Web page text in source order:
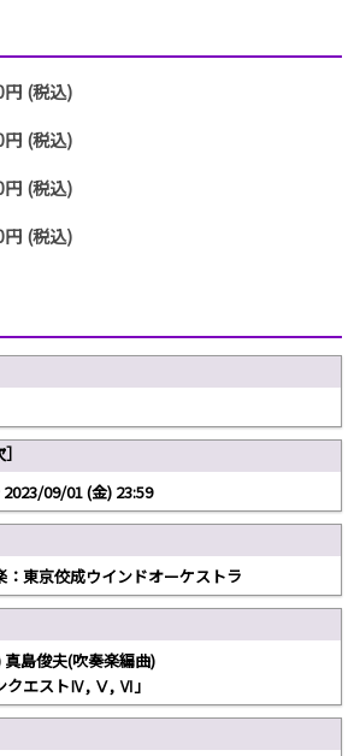
(税込)
(税込)
(税込)
(税込)
09/01 (金) 23:59
東京佼成ウインドオーケストラ
島俊夫(吹奏楽編曲)
クエストⅣ, Ⅴ, Ⅵ」